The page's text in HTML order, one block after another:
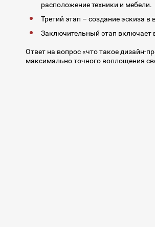
расположение техники и мебели.
Третий этап – создание эскиза
Заключительный этап включает
Ответ на вопрос «что такое дизайн-
максимально точного воплощения